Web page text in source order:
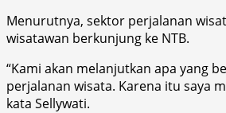
Menurutnya, sektor perjalanan
wisatawan berkunjung ke NTB.
“Kami akan melanjutkan apa yang
perjalanan wisata. Karena itu saya
kata Sellywati.